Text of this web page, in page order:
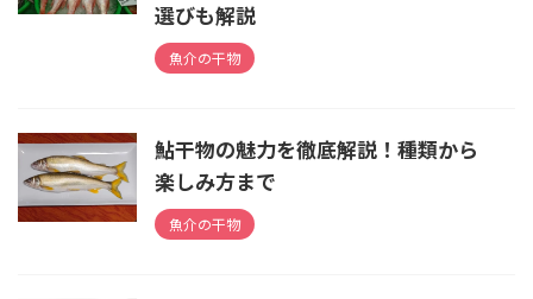
選びも解説
魚介の干物
鮎干物の魅力を徹底解説！種類から
楽しみ方まで
魚介の干物